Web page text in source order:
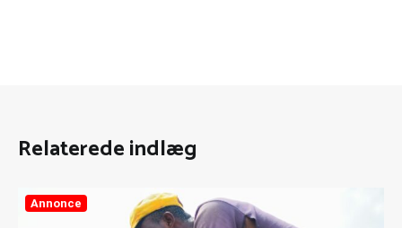
Relaterede indlæg
Annonce